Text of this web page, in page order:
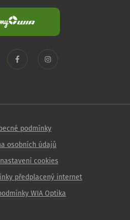
podmínky
osobních údajů
cookies
předplacený internet
WIA Optika